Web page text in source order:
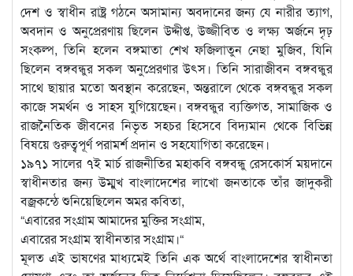
দেশ ও স্বাধীন রাষ্ট্র গঠনে অসামান্য অবদানের জন্য যে নারীর ত্যাগ,
অবদান ও অনুপ্রেরণায় ছিলেন উদ্দীপ্ত, উজ্জীবিত ও লক্ষ্য অর্জনে দৃঢ়
সংকল্প, তিনি হলেন বঙ্গমাতা শেখ ফজিলাতুন নেছা মুজিব, যিনি
ছিলেন বঙ্গবন্ধুর সকল অনুপ্রেরণার উৎস। তিনি সারাজীবন বঙ্গবন্ধুর
সাথে ছায়ার মতো অবস্থান করেছেন, অন্তরালে থেকে বঙ্গবন্ধুর সকল
কাজে সমর্থন ও সাহস যুগিয়েছেন। বঙ্গবন্ধুর ব্যক্তিগত, সামাজিক ও
রাজনৈতিক জীবনের নিভৃত সহচর হিসেবে বিদ্যমান থেকে বিভিন্ন
বিষয়ে গুরুত্বপূর্ণ পরামর্শ প্রদান ও সহযোগিতা করেছেন।
১৯৭১ সালের ৭ই মার্চ রাজনীতির মহাকবি বঙ্গবন্ধু রেসকোর্স ময়দানে
স্বাধীনতার জন্য উম্মুখ বাংলাদেশের লাখো জনতাকে তাঁর জাদুকরী
বজ্রকন্ঠে শুনিয়েছিলেন অমর কবিতা,
“এবারের সংগ্রাম আমাদের মুক্তির সংগ্রাম,
এবারের সংগ্রাম স্বাধীনতার সংগ্রাম।“
মূলত এই ভাষণের মাধ্যমেই তিনি এক অর্থে বাংলাদেশের স্বাধীনতা